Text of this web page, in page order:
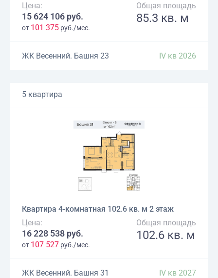
Цена:
15 624 106 руб.
от 101 375 руб./мес.
Общая площадь
85.3 кв. м
ЖК Весенний. Башня 23 IV кв 2026
5 квартира
Квартира 4-комнатная 102.6 кв. м 2 этаж
Цена:
16 228 538 руб.
от 107 527 руб./мес.
Общая площадь
102.6 кв. м
ЖК Весенний. Башня 31 IV кв 2027